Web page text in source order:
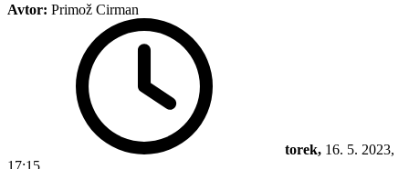
Avtor: Primož Cirman
torek, 16. 5. 2023,
17:15